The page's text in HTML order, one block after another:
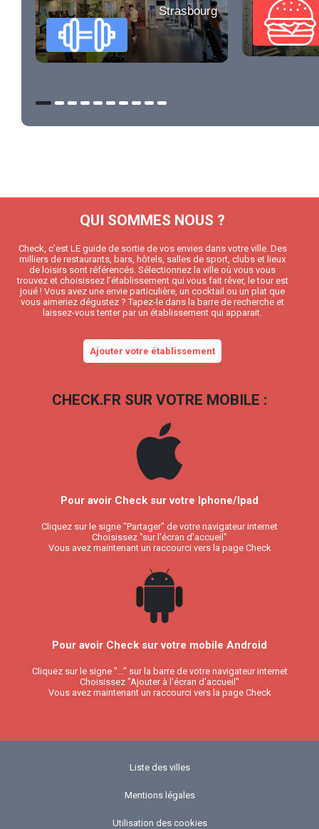
Strasbourg
QUI SOMMES NOUS ?
Check, c’est LE guide de sortie de vos envies dans votre ville. Des
milliers de restaurants, bars, hôtels, salles de sport, clubs et lieux
de loisirs sont référencés. Sélectionnez la ville où vous vous
trouvez et choisissez l’établissement qui vous fait rêver, le tour est
joué ! Vous avez une envie particulière, un cocktail ou un plat que
vous aimeriez dégustez ? Tapez-le dans la barre de recherche et
laissez-vous tenter par un établissement qui apparait.
Ajouter votre établissement
CHECK.FR SUR VOTRE MOBILE :
Pour avoir Check sur votre Iphone/Ipad
Cliquez sur le signe "Partager" de votre navigateur internet
Choisissez "sur l'écran d'accueil"
Vous avez maintenant un raccourci vers la page Check
Pour avoir Check sur votre mobile Android
Cliquez sur le signe "..." sur la barre de votre navigateur internet
Choisissez "Ajouter à l'écran d'accueil"
Vous avez maintenant un raccourci vers la page Check
Liste des villes
Mentions légales
Utilisation des cookies